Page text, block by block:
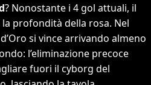
? Nonostante i 4 gol attuali, il
profondità della rosa. Nel
si vince arrivando almeno
l’eliminazione precoce
fuori il cyborg del